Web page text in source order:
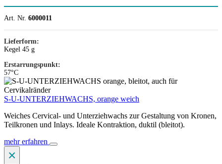
Art. Nr. 6000011
Lieferform:
Kegel 45 g
Erstarrungspunkt:
57°C
S-U-UNTERZIEHWACHS, orange weich
Weiches Cervical- und Unterziehwachs zur Gestaltung von Kronen,
Teilkronen und Inlays. Ideale Kontraktion, duktil (bleitot).
mehr erfahren
×